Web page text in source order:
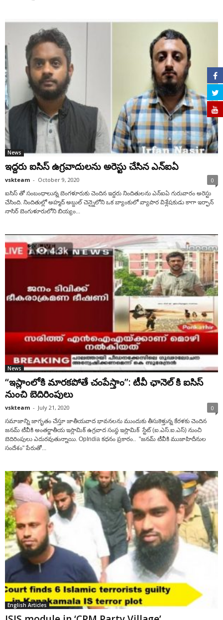
News
ఇద్దరు ఐసిస్ ఉగ్రవాదులను అరెస్టు చేసిన ఎన్ఐఏ
vskteam - October 9, 2020 0
ఐసిస్ తో సంబంధాలున్న బెంగళూరుకు చెందిన ఇద్దరు నిందితులను ఎన్ఐఏ గురువారం అరెస్టు
చేసింది. నిందితుల్లో అహ్మద్ అబ్దుల్ చెన్నైలోని ఒక బ్యాంకులో వ్యాపార విశ్లేషకుడు కాగా ఇర్ఫాన్
నాసిర్ బెంగుళూరులోని బియ్యం...
News
“ఇస్లాంలోకి మారకపోతే చంపేస్తాం”: టీవీ ఛానెల్ కి ఐసిస్
నుంచి బెదిరింపులు
vskteam - July 21, 2020 0
సమాజాన్ని జాగృతం చేస్తూ జాతీయవాద భావనలను ముందుకు తీసుకెళ్తున్న కేరళకు చెందిన
జనమ్ టీవీకి అంతర్జాతీయ ఇస్లామిక్ ఉగ్రవాద సంస్థ ఇస్లామిక్ స్టేట్ (ఐ.ఎస్.ఐ.ఎస్) నుంచి
బెదిరింపులు ఎదురవుతున్నాయి. OpIndia కధనం ప్రకారం.. "జనమ్ టీవీకి ముజాహిదీనుల
సందేశం" పేరుతో...
English Articles